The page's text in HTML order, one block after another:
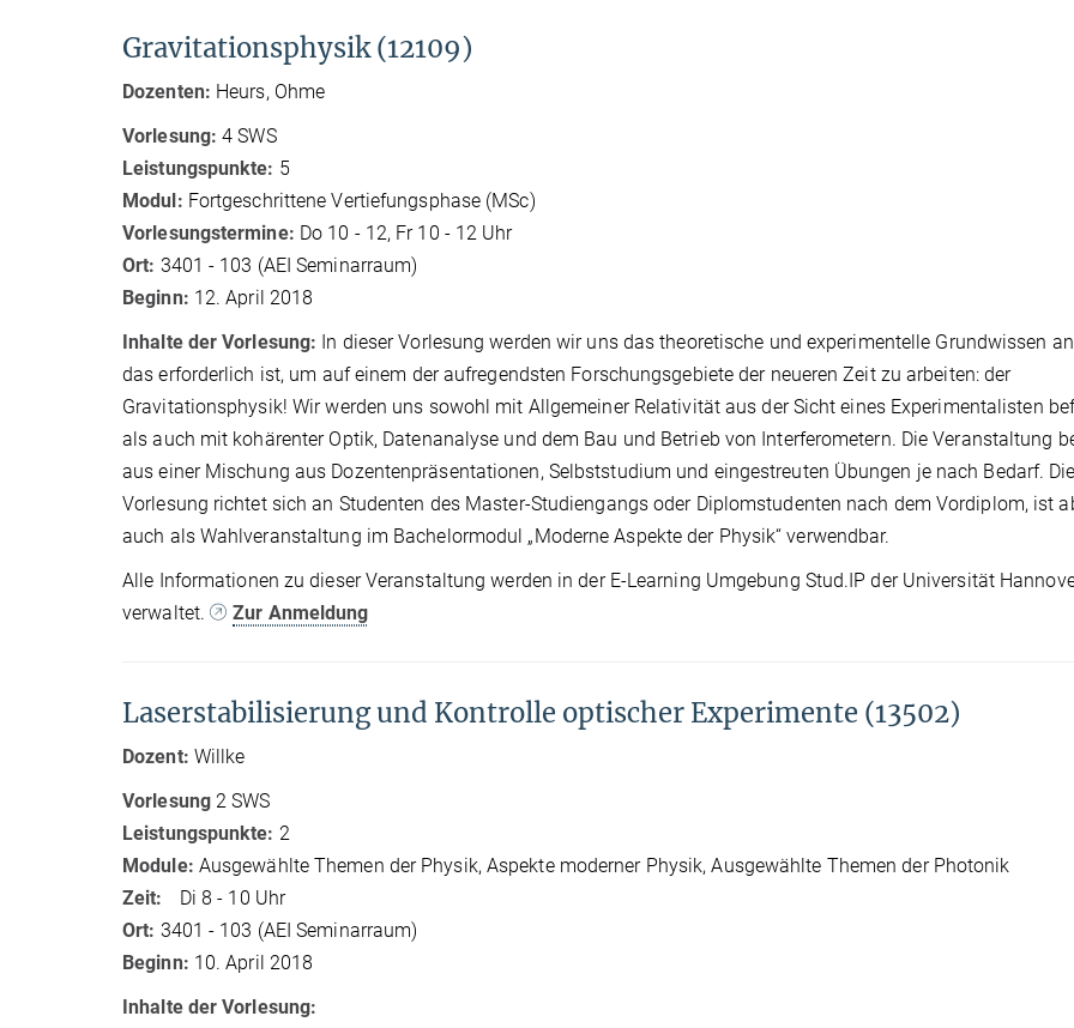
Gravitationsphysik (12109)
Dozenten: Heurs, Ohme
Vorlesung: 4 SWS
Leistungspunkte: 5
Modul: Fortgeschrittene Vertiefungsphase (MSc)
Vorlesungstermine: Do 10 - 12, Fr 10 - 12 Uhr
Ort: 3401 - 103 (AEI Seminarraum)
Beginn: 12. April 2018
Inhalte der Vorlesung: In dieser Vorlesung werden wir uns das theoretische und experimentelle Grundwissen
das erforderlich ist, um auf einem der aufregendsten Forschungsgebiete der neueren Zeit zu arbeiten: der
Gravitationsphysik! Wir werden uns sowohl mit Allgemeiner Relativität aus der Sicht eines Experimentalisten
als auch mit kohärenter Optik, Datenanalyse und dem Bau und Betrieb von Interferometern. Die Veranstaltung
aus einer Mischung aus Dozentenpräsentationen, Selbststudium und eingestreuten Übungen je nach Bedarf. Die
Vorlesung richtet sich an Studenten des Master-Studiengangs oder Diplomstudenten nach dem Vordiplom, ist
auch als Wahlveranstaltung im Bachelormodul „Moderne Aspekte der Physik“ verwendbar.
Alle Informationen zu dieser Veranstaltung werden in der E-Learning Umgebung Stud.IP der Universität
verwaltet.
Zur Anmeldung
Laserstabilisierung und Kontrolle optischer Experimente (13502)
Dozent: Willke
Vorlesung2 SWS
Leistungspunkte: 2
Module: Ausgewählte Themen der Physik, Aspekte moderner Physik, Ausgewählte Themen der Photonik
Zeit: Di 8 - 10 Uhr
Ort: 3401 - 103 (AEI Seminarraum)
Beginn: 10. April 2018
Inhalte der Vorlesung: